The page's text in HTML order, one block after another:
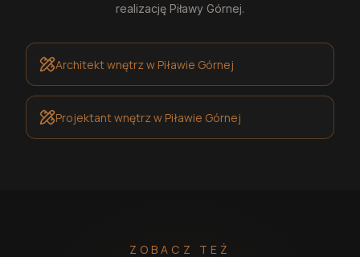
realizację Piławy Górnej.
Architekt wnętrzw Piławie Górnej
Projektant wnętrzw Piławie Górnej
ZOBACZ TEŻ